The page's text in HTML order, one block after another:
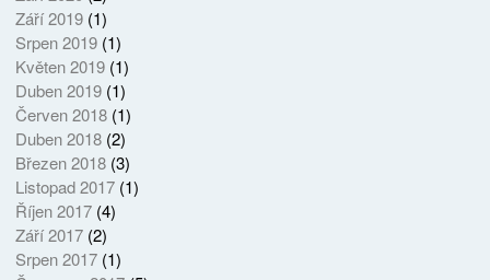
Září 2019(1)
Srpen 2019(1)
Květen 2019(1)
Duben 2019(1)
Červen 2018(1)
Duben 2018(2)
Březen 2018(3)
Listopad 2017(1)
Říjen 2017(4)
Září 2017(2)
Srpen 2017(1)